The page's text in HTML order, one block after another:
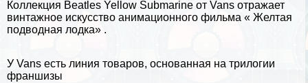
Коллекция Beatles Yellow Submarine от Vans отражает
винтажное искусство анимационного фильма « Желтая
подводная лодка» .
У Vans есть линия товаров, основанная на трилогии
франшизы